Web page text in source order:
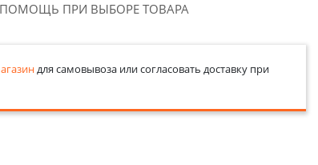
ПОМОЩЬ ПРИ ВЫБОРЕ ТОВАРА
для самовывоза или согласовать доставку при